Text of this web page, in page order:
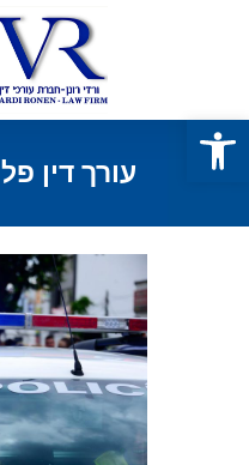
פתח סרגל
עורך דין